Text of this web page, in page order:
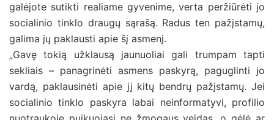
galėjote sutikti realiame gyvenime, verta peržiūrėti jo
socialinio tinklo draugų sąrašą. Radus ten pažįstamų,
galima jų paklausti apie šį asmenį.
„Gavę tokią užklausą jaunuoliai gali trumpam tapti
sekliais – panagrinėti asmens paskyrą, paguglinti jo
vardą, paklausinėti apie jį kitų bendrų pažįstamų. Jei
socialinio tinklo paskyra labai neinformatyvi, profilio